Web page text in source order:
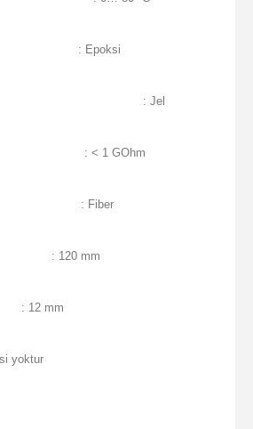
: Epoksi
: Jel
: < 1 GOhm
: Fiber
: 120 mm
: 12 mm
yoktur